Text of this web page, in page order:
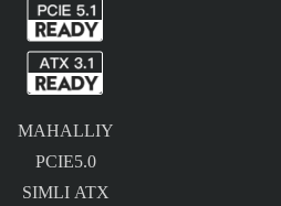
MAHALLIY
PCIE5.0
SIMLI ATX